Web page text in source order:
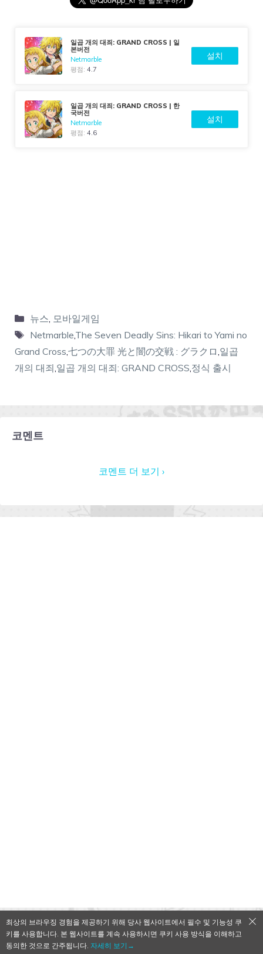
일곱 개의 대죄: GRAND CROSS | 일
본버전
Netmarble
평점:4.7
설치
일곱 개의 대죄: GRAND CROSS | 한
국버전
Netmarble
평점:4.6
설치
뉴스, 모바일게임
Netmarble,The Seven Deadly Sins: Hikari to Yami no
Grand Cross,七つの大罪 光と闇の交戦 : グラクロ,일곱
개의 대죄,일곱 개의 대죄: GRAND CROSS,정식 출시
코멘트
코멘트 더 보기 ›
QooApp Limited © 2026
최상의 브라우징 경험을 제공하기 위해 당사 웹사이트에서 필수 및 기능성 쿠
키를 사용합니다. 본 웹사이트를 계속 사용하시면 쿠키 사용 방식을 이해하고
동의한 것으로 간주됩니다. 자세히 보기→